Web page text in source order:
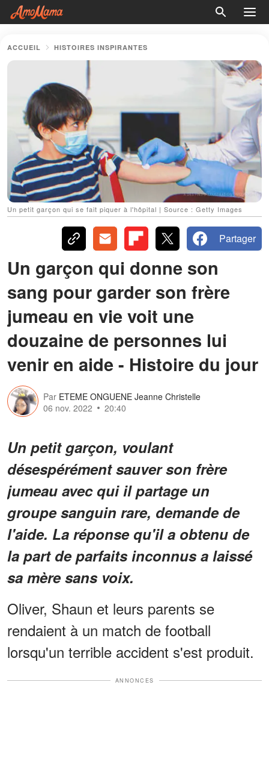
ACCUEIL HISTOIRES INSPIRANTES
Un petit garçon qui se fait piquer à l'hôpital | Source : Getty Images
Partager
Un garçon qui donne son
sang pour garder son frère
jumeau en vie voit une
douzaine de personnes lui
venir en aide - Histoire du jour
Par ETEME ONGUENE Jeanne Christelle
06 nov. 2022
20:40
Un petit garçon, voulant
désespérément sauver son frère
jumeau avec qui il partage un
groupe sanguin rare, demande de
l'aide. La réponse qu'il a obtenu de
la part de parfaits inconnus a laissé
sa mère sans voix.
Oliver, Shaun et leurs parents se
rendaient à un match de football
lorsqu'un terrible accident s'est produit.
ANNONCES